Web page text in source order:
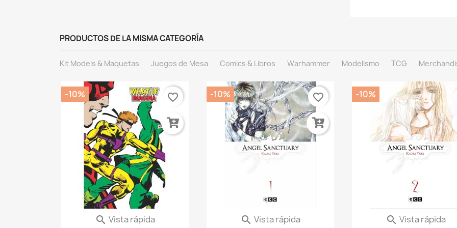
PRODUCTOS DE LA MISMA CATEGORÍA
Kit Models & Maquetas Juegos de Mesa Comics & Libros Warhammer Modelismo TCG
 Vista rápida
What If? Imagina (Marvel...
-10% favorite_border
 Vista rápida
Angel Sanctuary 01 De 10
-10% favorite_border
 Vista rápida
Angel Sanctuary 02 De 10
-10%